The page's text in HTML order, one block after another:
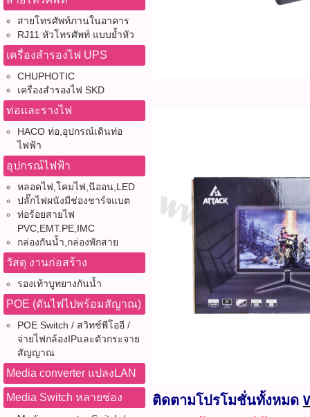
สายโทรศัพท์ภานในอาคาร
RJ11 หัวโทรศัพท์ แบบย้ำหัว
เครื่องสำรองไฟ UPS
CHUPHOTIC
เครื่องสำรองไฟ SKD
ท่อและรางไฟ
HACO ท่อ,อุปกรณ์เดินท่อ
ไฟฟ้า
อุปกรณ์ไฟฟ้า
หลอดไฟ,โคมไฟ,นีออน,LED
ปลั๊กไฟผนังมีช่องชาร์จแบต
ท่อร้อยสายไฟ
PVC,EMT.PE,IMC
กล่องกันน้ำ,กล่องพักสาย
วัสดุ งานก่อสร้าง
รองเท้าบูทยางกันน้ำ
POE (ดันไฟไปพร้อมสัญาณ)
POE Switch / สวิทช์พีโออี /
จ่ายไฟกล้องIPและตัวกระจาย
สัญญาณ
Media converter แปลงLAN
Media Switch หลายช่อง ติดตามโปรโมชั่นทั้งหมด